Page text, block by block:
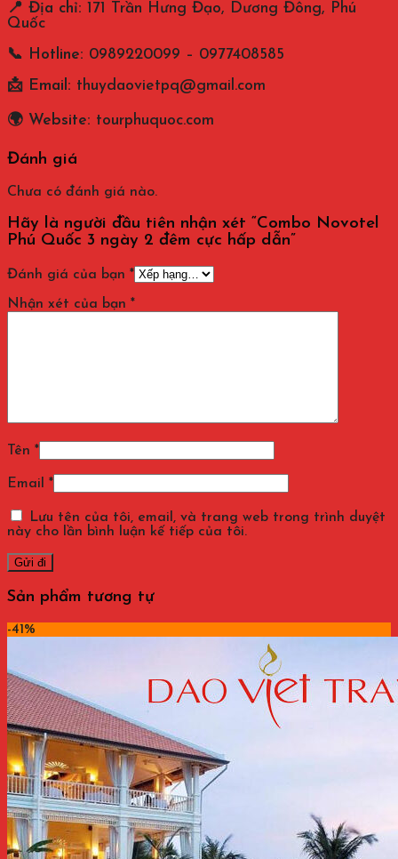
📍 Địa chỉ: 171 Trần Hưng Đạo, Dương Đông, Phú
Quốc
📞 Hotline: 0989220099 – 0977408585
📩 Email: thuydaovietpq@gmail.com
🌍 Website: tourphuquoc.com
Đánh giá
Chưa có đánh giá nào.
Hãy là người đầu tiên nhận xét “Combo Novotel
Phú Quốc 3 ngày 2 đêm cực hấp dẫn”
Đánh giá của bạn *
Nhận xét của bạn *
Tên *
Email *
Lưu tên của tôi, email, và trang web trong trình duyệt
này cho lần bình luận kế tiếp của tôi.
Sản phẩm tương tự
-41%